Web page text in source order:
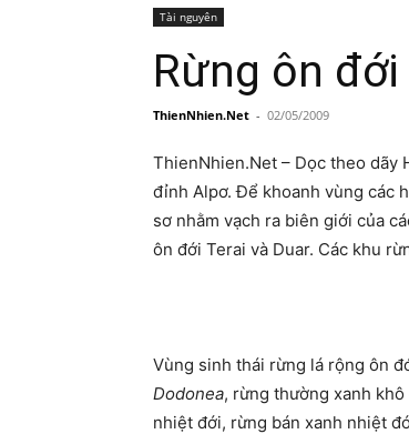
Tài nguyên
Rừng ôn
ThienNhien.Net - 02/05/2009
ThienNhien.Net – Dọc theo dãy
đỉnh Alpơ. Để khoanh vùng các
sơ nhằm vạch ra biên giới của
ôn đới Terai và Duar. Các khu
Vùng sinh thái rừng lá rộng ôn
Dodonea, rừng thường xanh khô
nhiệt đới, rừng bán xanh nhiệt